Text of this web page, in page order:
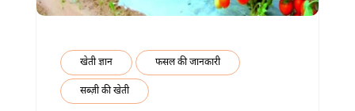
खेती ज्ञान फसल की जानकारी
सब्ज़ी की खेती